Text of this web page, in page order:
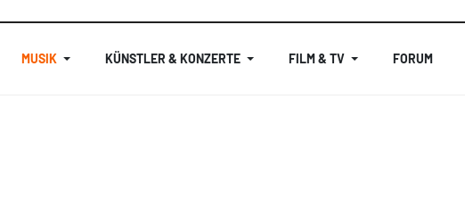
MUSIK KÜNSTLER & KONZERTE FILM & TV FORUM